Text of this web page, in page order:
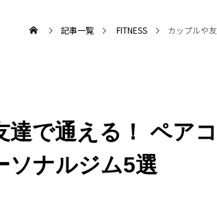
記事一覧 FITNESS カップルや友達で
達で通える！ ペア
ソナルジム5選